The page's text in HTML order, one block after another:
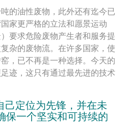
的油性废物，此外还有迄今已
家更严格的立法和愿景运动
）要求危险废物产生者和服务提
杂的废物流。在许多国家，使
，已不再是一种选择。今天的
迹，这只有通过最先进的技术
己定位为先锋，并在未
保一个坚实和可持续的